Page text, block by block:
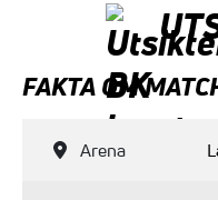
FAKTA OM
Arena